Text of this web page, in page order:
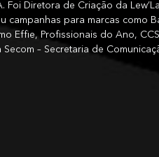
Foi Diretora de Criação da
campanhas para marcas como
Effie, Profissionais do Ano,
Secom – Secretaria de